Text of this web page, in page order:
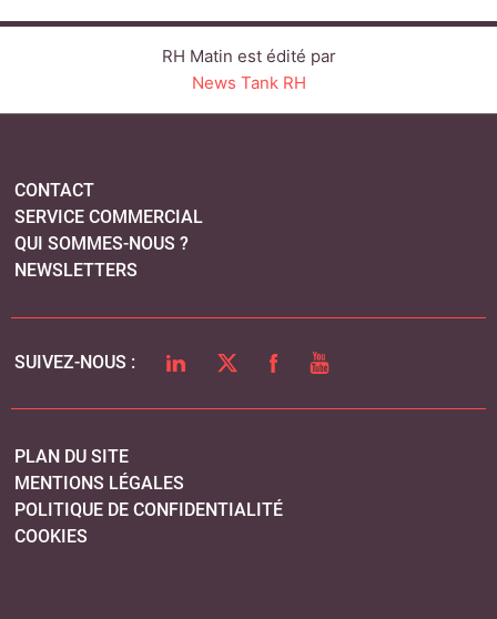
LINKEDINTWITTERFACEBOOK
MENTIONS LÉGALES
POLITIQUE DE CONFIDENTIALITÉ
COOKIES